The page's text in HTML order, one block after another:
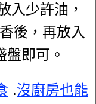
入少許油，
後，再放入
即可。
.沒廚房也能